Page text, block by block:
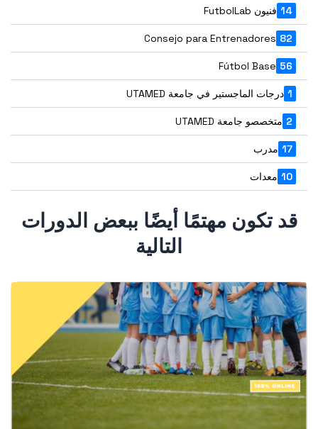
فنيون FutbolLab 14
Consejo para Entrenadores 82
Fútbol Base 56
درجات الماجستير في جامعة UTAMED 1
متخصصو جامعة UTAMED 2
مدرب 17
معدات 10
قد تكون مهتمًا أيضًا ببعض الدورات
التالية